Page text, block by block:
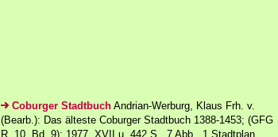
Coburger Stadtbuch Andrian-Werburg, Klaus Frh. v.
(Bearb.): Das älteste Coburger Stadtbuch 1388-1453; (GFG
R. 10, Bd. 9); 1977. XVII u. 442 S., 7 Abb., 1 Stadtplan,